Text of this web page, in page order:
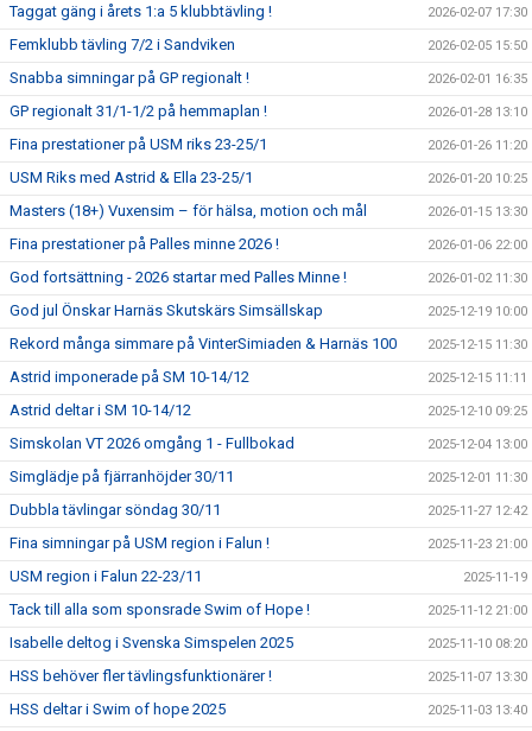
Taggat gäng i årets 1:a 5 klubbtävling ! 2026-02-07 17:30
Femklubb tävling 7/2 i Sandviken 2026-02-05 15:50
Snabba simningar på GP regionalt ! 2026-02-01 16:35
GP regionalt 31/1-1/2 på hemmaplan ! 2026-01-28 13:10
Fina prestationer på USM riks 23-25/1 2026-01-26 11:20
USM Riks med Astrid & Ella 23-25/1 2026-01-20 10:25
Masters (18+) Vuxensim – för hälsa, motion och mål 2026-01-15 13:30
Fina prestationer på Palles minne 2026 ! 2026-01-06 22:00
God fortsättning - 2026 startar med Palles Minne ! 2026-01-02 11:30
God jul Önskar Harnäs Skutskärs Simsällskap 2025-12-19 10:00
Rekord många simmare på VinterSimiaden & Harnäs 100 2025-12-15 11:30
Astrid imponerade på SM 10-14/12 2025-12-15 11:11
Astrid deltar i SM 10-14/12 2025-12-10 09:25
Simskolan VT 2026 omgång 1 - Fullbokad 2025-12-04 13:00
Simglädje på fjärranhöjder 30/11 2025-12-01 11:30
Dubbla tävlingar söndag 30/11 2025-11-27 12:42
Fina simningar på USM region i Falun ! 2025-11-23 21:00
USM region i Falun 22-23/11 2025-11-19
Tack till alla som sponsrade Swim of Hope ! 2025-11-12 21:00
Isabelle deltog i Svenska Simspelen 2025 2025-11-10 08:20
HSS behöver fler tävlingsfunktionärer ! 2025-11-07 13:30
HSS deltar i Swim of hope 2025 2025-11-03 13:40